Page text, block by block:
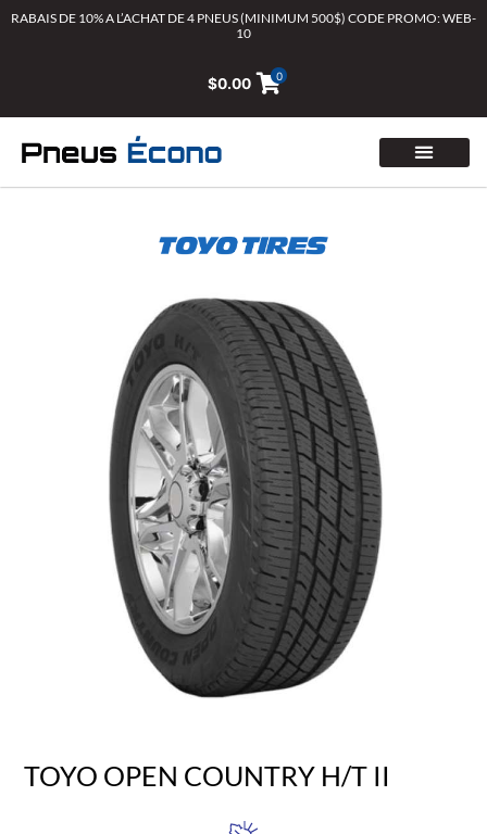
AllerRABAIS DE 10% A L’ACHAT DE 4 PNEUS (MINIMUM 500$) CODE PROMO: WEB-
10
$0.00 0
TOYO OPEN COUNTRY H/T II